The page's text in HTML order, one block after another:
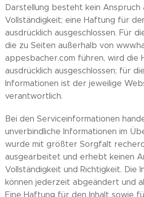
Darstellung besteht kein Anspruch
Vollständigkeit; eine Haftung für
ausdrücklich ausgeschlossen. Für
die zu Seiten außerhalb von
appesbacher.com führen, wird die
ausdrücklich ausgeschlossen; für
Informationen ist der jeweilige
verantwortlich.
Bei den Serviceinformationen
unverbindliche Informationen im
wurde mit größter Sorgfalt
ausgearbeitet und erhebt keinen
Vollständigkeit und Richtigkeit. Die
können jederzeit abgeändert und
Eine Haftung für den Inhalt sowie